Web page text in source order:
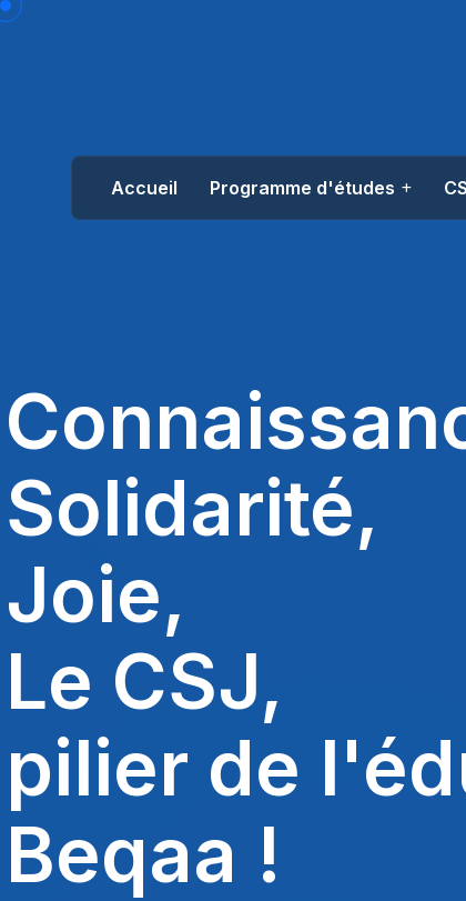
Accueil Programme d'études
Soutien,
Joie,
Le CSJ,
une
bienveillante